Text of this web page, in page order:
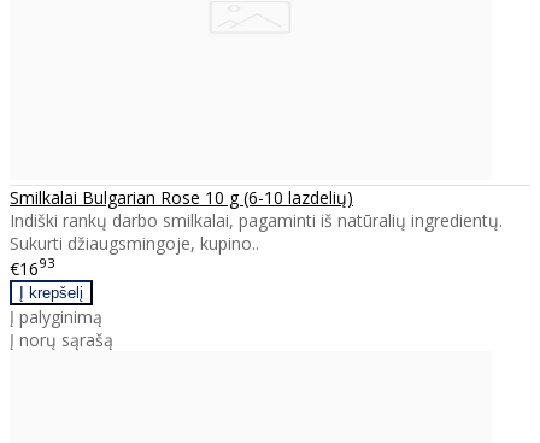
Smilkalai Bulgarian Rose 10 g (6-10 lazdelių)
Indiški rankų darbo smilkalai, pagaminti iš natūralių ingredientų.
Sukurti džiaugsmingoje, kupino..
€1693
Į palyginimą
Į norų sąrašą